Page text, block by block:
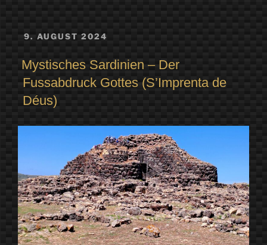
VERÖFFENTLICHT
9. AUGUST 2024
Mystisches Sardinien – Der
Fussabdruck Gottes (S’Imprenta de
Déus)